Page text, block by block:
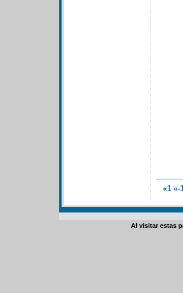
«1 «-
Al visitar estas